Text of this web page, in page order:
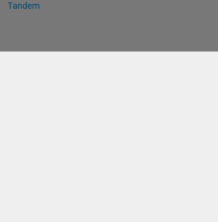
Tandem